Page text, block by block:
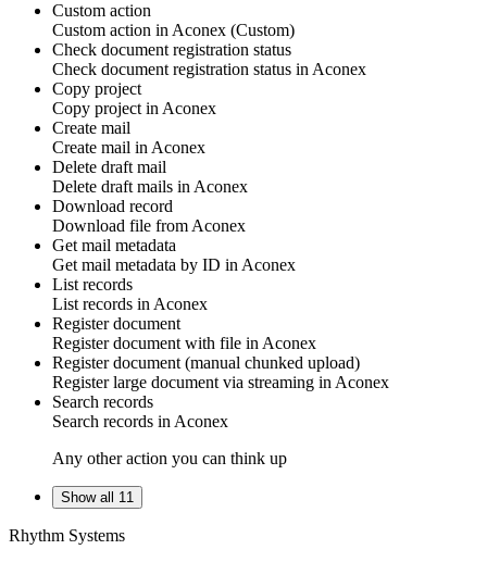
Custom action
Custom action in Aconex (Custom)
Check document registration status
Check document registration status in Aconex
Copy project
Copy project in Aconex
Create mail
Create mail in Aconex
Delete draft mail
Delete draft mails in Aconex
Download record
Download file from Aconex
Get mail metadata
Get mail metadata by ID in Aconex
List records
List records in Aconex
Register document
Registerdocument with file in Aconex
Register document (manual chunked upload)
Registerlarge document via streaming in Aconex
Search records
Search records in Aconex
Any other action you can think up
Show all 11
Rhythm Systems